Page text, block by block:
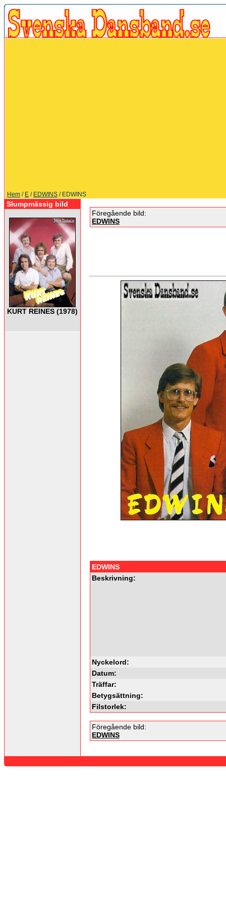
Hem / E / EDWINS / EDWINS
Slumpmässig bild
KURT REINES (1978)
Föregående bild:
EDWINS
EDWINS
Beskrivning:
Nyckelord:
Datum:
Träffar:
Betygsättning:
Filstorlek:
Föregående bild:
EDWINS